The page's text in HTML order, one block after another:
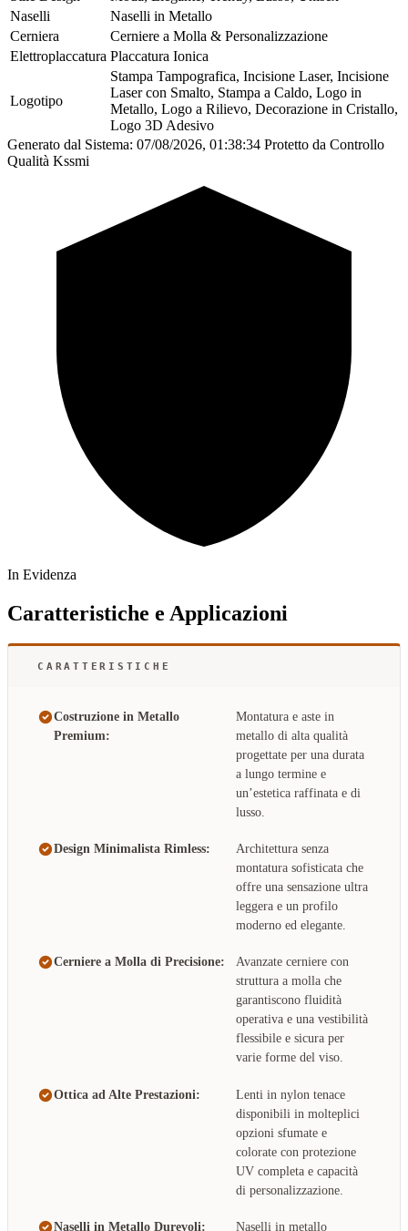
Naselli
Naselli in Metallo
Cerniera
Cerniere a Molla & Personalizzazione
Elettroplaccatura Placcatura Ionica
Logotipo
Stampa Tampografica, Incisione Laser, Incisione
Laser con Smalto, Stampa a Caldo, Logo in
Metallo, Logo a Rilievo, Decorazione in Cristallo,
Logo 3D Adesivo
Generato dal Sistema: 07/08/2026, 01:38:34 Protetto da Controllo
Qualità Kssmi
In Evidenza
Caratteristiche e Applicazioni
CARATTERISTICHE
Costruzione in Metallo
Premium:
Montatura e aste in
metallo di alta qualità
progettate per una durata
a lungo termine e
un’estetica raffinata e di
lusso.
Design Minimalista Rimless:
Architettura senza
montatura sofisticata che
offre una sensazione ultra
leggera e un profilo
moderno ed elegante.
Cerniere a Molla di Precisione:
Avanzate cerniere con
struttura a molla che
garantiscono fluidità
operativa e una vestibilità
flessibile e sicura per
varie forme del viso.
Ottica ad Alte Prestazioni:
Lenti in nylon tenace
disponibili in molteplici
opzioni sfumate e
colorate con protezione
UV completa e capacità
di personalizzazione.
Naselli in Metallo Durevoli:
Naselli in metallo